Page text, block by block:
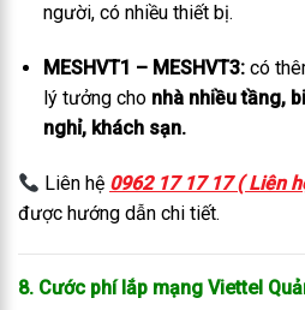
người, có nhiều thiết bị.
MESHVT1 – MESHVT3:có
lý tưởng cho nhà nhiều tầng,
nghỉ, khách sạn.
Liên hệ 0962 17 17 17 ( Liên
được hướng dẫn chi tiết.
8. Cước phí lắp mạng Viettel